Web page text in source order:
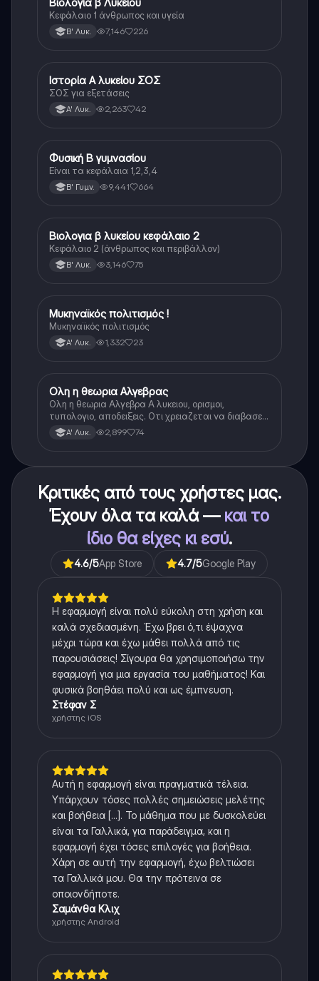
Βιολογία
Κεφάλαιο 1 άνθρωπος και υγεία
Β' Λυκ. 7,146 226
Ιστορία
Ιστορία Α λυκείου ΣΟΣ
ΣΟΣ για εξετάσεις
Α' Λυκ. 2,263 42
Φυσική
Φυσική Β γυμνασίου
Είναι τα κεφάλαια 1,2,3,4
Β' Γυμν. 9,441 664
Βιολογία
Βιολογια β λυκείου κεφάλαιο 2
Κεφάλαιο 2 (άνθρωπος και περιβάλλον)
Β' Λυκ. 3,146 75
Ιστορία
Μυκηναϊκός πολιτισμός !
Μυκηναϊκός πολιτισμός
Α' Λυκ. 1,332 23
Μαθηματικά
Ολη η θεωρια Αλγεβρας
Ολη η θεωρια Αλγεβρα Α λυκειου, ορισμοι,
τυπολογιο, αποδειξεις. Οτι χρειαζεται να διαβασεις
για το θεωρητικο κομματι της αλγεβρας.
Α' Λυκ. 2,899 74
Κριτικές από τους χρήστες μας.
Έχουν όλα τα καλά — και το
ίδιο θα είχες κι εσύ.
4.6/5App Store 4.7/5Google Play
Η εφαρμογή είναι πολύ εύκολη στη χρήση και
καλά σχεδιασμένη. Έχω βρει ό,τι έψαχνα
μέχρι τώρα και έχω μάθει πολλά από τις
παρουσιάσεις! Σίγουρα θα χρησιμοποιήσω την
εφαρμογή για μια εργασία του μαθήματος! Και
φυσικά βοηθάει πολύ και ως έμπνευση.
Στέφαν Σ
χρήστης iOS
Αυτή η εφαρμογή είναι πραγματικά τέλεια.
Υπάρχουν τόσες πολλές σημειώσεις μελέτης
και βοήθεια [...]. Το μάθημα που με δυσκολεύει
είναι τα Γαλλικά, για παράδειγμα, και η
εφαρμογή έχει τόσες επιλογές για βοήθεια.
Χάρη σε αυτή την εφαρμογή, έχω βελτιώσει
τα Γαλλικά μου. Θα την πρότεινα σε
οποιονδήποτε.
Σαμάνθα Κλιχ
χρήστης Android